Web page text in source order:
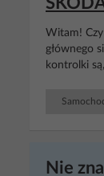
Witam!
głównego
kontrolki
Nie